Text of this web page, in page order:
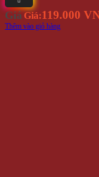
Giá Giá:119.000
Thêm vào giỏ hàng